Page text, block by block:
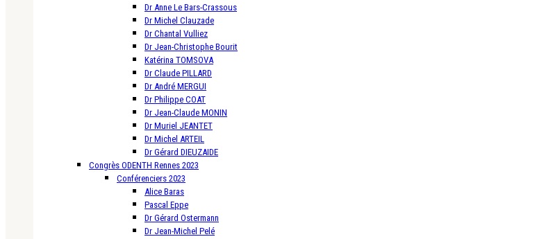
Dr Anne Le Bars-Crassous
Dr Michel Clauzade
Dr Chantal Vulliez
Dr Jean-Christophe Bourit
Katérina TOMSOVA
Dr Claude PILLARD
Dr André MERGUI
Dr Philippe COAT
Dr Jean-Claude MONIN
Dr Muriel JEANTET
Dr Michel ARTEIL
Dr Gérard DIEUZAIDE
Congrès ODENTH Rennes 2023
Conférenciers 2023
Alice Baras
Pascal Eppe
Dr Gérard Ostermann
Dr Jean-Michel Pelé